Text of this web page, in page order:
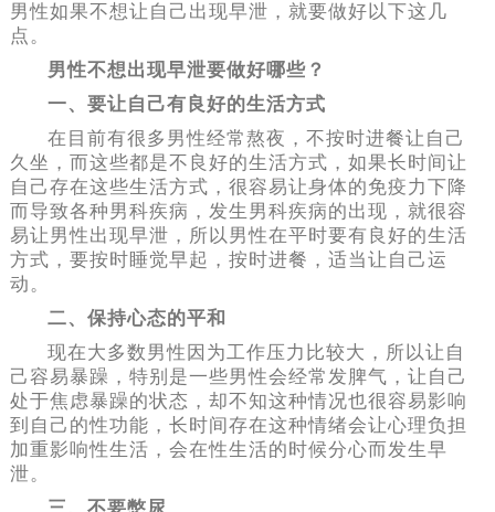
男性如果不想让自己出现早泄，就要做好以下这几
点。
男性不想出现早泄要做好哪些？
一、要让自己有良好的生活方式
在目前有很多男性经常熬夜，不按时进餐让自己
久坐，而这些都是不良好的生活方式，如果长时间让
自己存在这些生活方式，很容易让身体的免疫力下降
而导致各种男科疾病，发生男科疾病的出现，就很容
易让男性出现早泄，所以男性在平时要有良好的生活
方式，要按时睡觉早起，按时进餐，适当让自己运
动。
二、保持心态的平和
现在大多数男性因为工作压力比较大，所以让自
己容易暴躁，特别是一些男性会经常发脾气，让自己
处于焦虑暴躁的状态，却不知这种情况也很容易影响
到自己的性功能，长时间存在这种情绪会让心理负担
加重影响性生活，会在性生活的时候分心而发生早
泄。